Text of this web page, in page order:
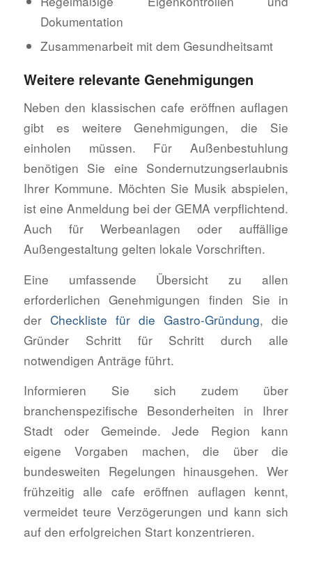
Dokumentation
Zusammenarbeit mit dem Gesundheitsamt
Weitere relevante Genehmigungen
Neben den klassischen cafe eröffnen auflagen
gibt es weitere Genehmigungen, die Sie
einholen müssen. Für Außenbestuhlung
benötigen Sie eine Sondernutzungserlaubnis
Ihrer Kommune. Möchten Sie Musik abspielen,
ist eine Anmeldung bei der GEMA verpflichtend.
Auch für Werbeanlagen oder auffällige
Außengestaltung gelten lokale Vorschriften.
Eine umfassende Übersicht zu allen
erforderlichen Genehmigungen finden Sie in
der Checkliste für die Gastro-Gründung, die
Gründer Schritt für Schritt durch alle
notwendigen Anträge führt.
Informieren Sie sich zudem über
branchenspezifische Besonderheiten in Ihrer
Stadt oder Gemeinde. Jede Region kann
eigene Vorgaben machen, die über die
bundesweiten Regelungen hinausgehen. Wer
frühzeitig alle cafe eröffnen auflagen kennt,
vermeidet teure Verzögerungen und kann sich
auf den erfolgreichen Start konzentrieren.